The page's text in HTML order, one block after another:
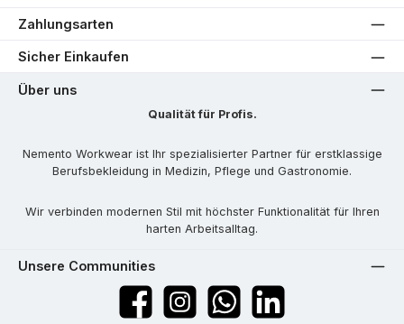
Zahlungsarten
Sicher Einkaufen
Über uns
Qualität für Profis.
Nemento Workwear ist Ihr spezialisierter Partner für erstklassige
Berufsbekleidung in Medizin, Pflege und Gastronomie.
Wir verbinden modernen Stil mit höchster Funktionalität für Ihren
harten Arbeitsalltag.
Unsere Communities
FacebookInstagramWhatsApp